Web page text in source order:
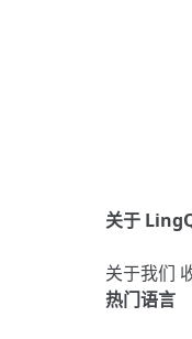
关于
关于我们
热门语言